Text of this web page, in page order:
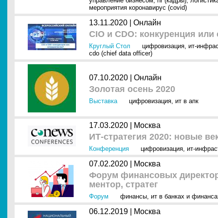
мероприятия коронавирус (covid)
13.11.2020 | Онлайн
CIO и CDO: конкуренция или
Круглый Стол цифровизация, ит-
cdo (chief data officer)
07.10.2020 | Онлайн
Золотая осень 2020
Выставка цифровизация, ит в апк
17.03.2020 | Москва
ИТ-стратегия 2020: новые
Конференция цифровизация, ит-
07.02.2020 | Москва
Форум финансовых
ментор, стратег
Форум финансы, ит в банках и
06.12.2019 | Москва